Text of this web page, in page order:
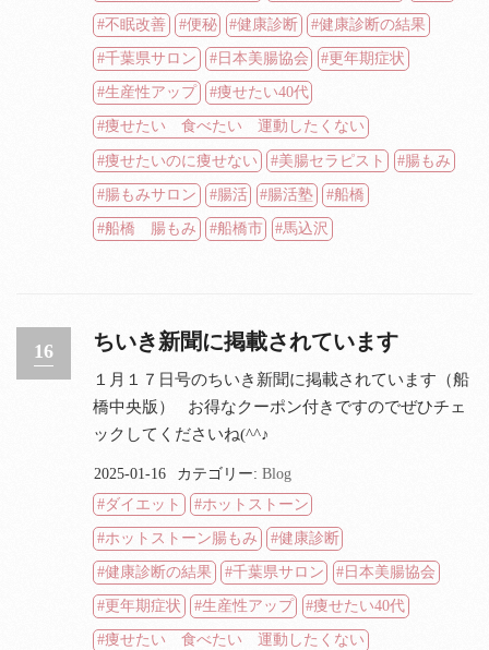
不眠改善 便秘 健康診断 健康診断の結果
千葉県サロン 日本美腸協会 更年期症状
生産性アップ 痩せたい40代
痩せたい 食べたい 運動したくない
痩せたいのに痩せない 美腸セラピスト 腸もみ
腸もみサロン 腸活 腸活塾 船橋
船橋 腸もみ 船橋市 馬込沢
16 ちいき新聞に掲載されています
１月１７日号のちいき新聞に掲載されています（船
橋中央版） お得なクーポン付きですのでぜひチェ
ックしてくださいね(^^♪
2025-01-16 カテゴリー:Blog
ダイエット
ホットストーン
ホットストーン腸もみ 健康診断
健康診断の結果 千葉県サロン 日本美腸協会
更年期症状 生産性アップ 痩せたい40代
痩せたい 食べたい 運動したくない